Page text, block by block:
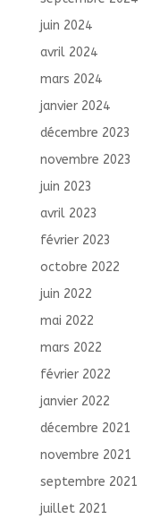
juin 2024
avril 2024
mars 2024
janvier 2024
décembre 2023
novembre 2023
juin 2023
avril 2023
février 2023
octobre 2022
juin 2022
mai 2022
mars 2022
février 2022
janvier 2022
décembre 2021
novembre 2021
septembre 2021
juillet 2021